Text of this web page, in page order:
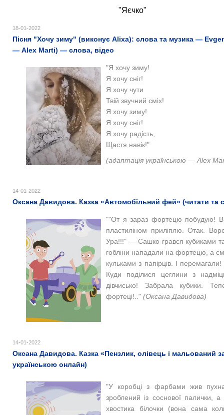
"Яєчко"
18-01-2022
Пісня "Хочу зиму" (виконує Alixa): слова та музика —
— Аlex Marti) — слова, відео
"Я хочу зиму!
Я хочу сніг!
Я хочу чути
Твій звучний сміх!
Я хочу зиму!
Я хочу сніг!
Я хочу радість,
Щастя навік!"
(адаптація українською — Alex
14-01-2022
Оксана Давидова. Казка «Автомобільний фей» (читати та
""От я зараз фортецю побудую!
пластиліном приліплю. Отак.
Ура!!!" — Сашко грався кубиками
гобліни нападали на фортецю, а
кульками з папірців. І перемагали!
Куди поділися цеглини з
дівчисько! Забрала кубики.
фортеці!.." (Оксана Давидова)
14-01-2022
Оксана Давидова. Казка «Пензлик, олівець і мальований
українською онлайн)
"У коробці з фарбами жив
зроблений із соснової палички, а
хвостика білочки (вона сама